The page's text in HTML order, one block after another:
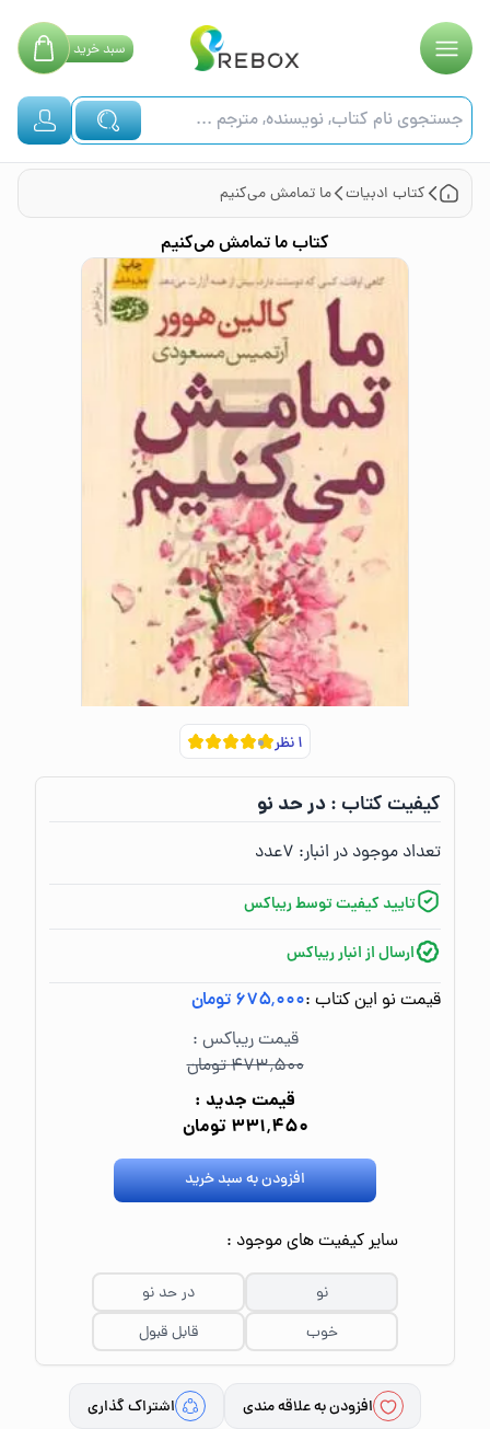
سبدخرید
کتاب ادبیات ما تمامش می‌کنیم
کتابما تمامش می‌کنیم
۱نظر
کیفیت کتاب :‌در حد نو
تعداد موجود در انبار:‌ ۷عدد
تایید کیفیت توسط ریباکس
ارسال از انبار ریباکس
قیمت نو این کتاب :۶۷۵٬۰۰۰ تومان
قیمت ریباکس :
۴۷۳٬۵۰۰ تومان
قیمت جدید :
۳۳۱٬۴۵۰ تومان
افزودن به سبد خرید
سایر کیفیت های موجود :
نو
در حد نو
خوب
قابل قبول
افزودن به علاقه مندی اشتراک گذاری